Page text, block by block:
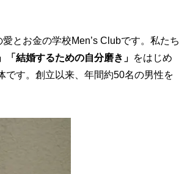
とお金の学校Men’s Clubです。私たち
結婚するための自分磨き」 をはじめ
です。創立以来、年間約50名の男性を